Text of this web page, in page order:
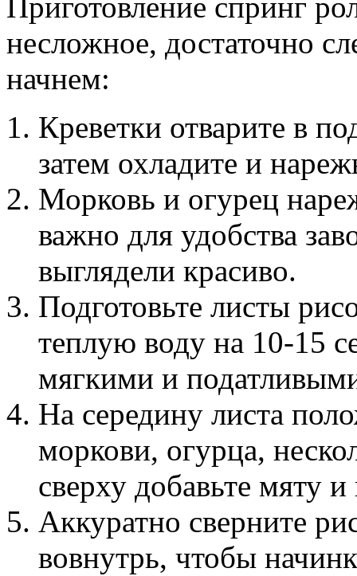
Приготовление спринг
несложное, достаточно
начнем:
Креветки отварите в
затем охладите и
Морковь и огурец
важно для удобства
выглядели красиво.
Подготовьте листы
теплую воду на 10-15
мягкими и
На середину листа
моркови, огурца,
сверху добавьте мяту и
Аккуратно сверните
вовнутрь, чтобы